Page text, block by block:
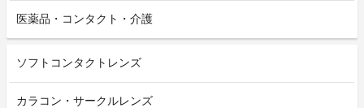
医薬品・コンタクト・介護
ソフトコンタクトレンズ
カラコン・サークルレンズ